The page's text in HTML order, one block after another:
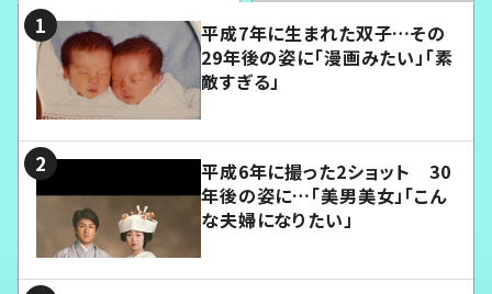
平成7年に生まれた双子…その
29年後の姿に「漫画みたい」「素
敵すぎる」
平成6年に撮った2ショット 30
年後の姿に…「美男美女」「こん
な夫婦になりたい」